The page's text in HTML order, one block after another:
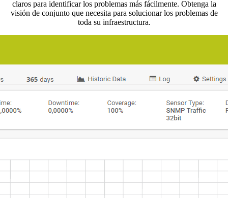
claros para identificar los problemas más fácilmente. Obtenga la
visión de conjunto que necesita para solucionar los problemas de
toda su infraestructura.